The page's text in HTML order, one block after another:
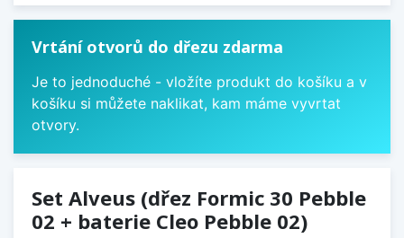
Vrtání otvorů do dřezu zdarma
Je to jednoduché - vložíte produkt do košíku a v
košíku si můžete naklikat, kam máme vyvrtat
otvory.
Set Alveus (dřez Formic 30 Pebble
02 + baterie Cleo Pebble 02)